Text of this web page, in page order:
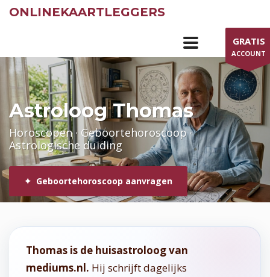
ONLINEKAARTLEGGERS
GRATIS
ACCOUNT
Astroloog Thomas
Horoscopen · Geboortehoroscoop ·
Astrologische duiding
✦ Geboortehoroscoop aanvragen
Thomas is de huisastroloog van
mediums.nl. Hij schrijft dagelijks